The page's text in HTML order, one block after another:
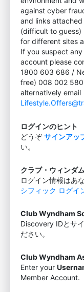
against cyber
and links
(difficult to guess)
for different sites
If you suspect
account please
1800 603 686 /
free) 008 002
alternatively email
ログインのヒント
どうぞサインアッ
い。
クラブ・ウィンダ
ログイン情報はあ
シフィック ログイ
Club Wyndham
Discovery IDとサ
ださい。
Club Wyndham
Enter your
Member Account.